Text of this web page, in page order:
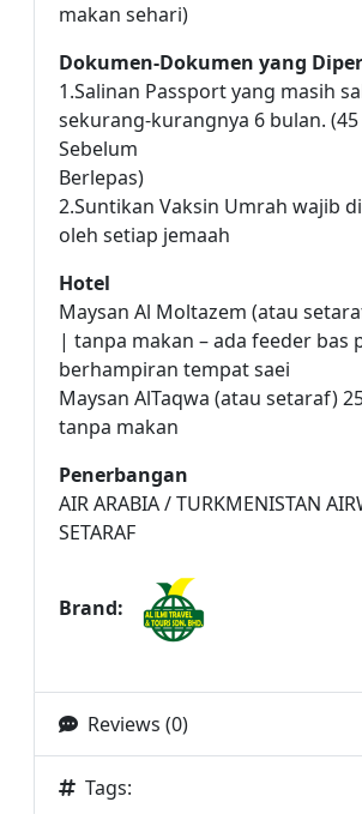
makan sehari)
Dokumen-Dokumen yang
1.Salinan Passport yang masih
sekurang-kurangnya 6 bulan.
Sebelum
Berlepas)
2.Suntikan Vaksin Umrah wajib
oleh setiap jemaah
Hotel
Maysan Al Moltazem (atau
| tanpa makan – ada feeder bas
berhampiran tempat saei
Maysan AlTaqwa (atau setaraf)
tanpa makan
Penerbangan
AIR ARABIA / TURKMENISTAN
SETARAF
Brand:
Reviews (0)
Tags: